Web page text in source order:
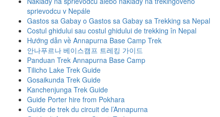
sprievodcu v Nepále
Gastos sa Gabay o Gastos sa Gabay sa Trekking sa Nepal
Costul ghidului sau costul ghidului de trekking în Nepal
Hướng dẫn về Annapurna Base Camp Trek
안나푸르나 베이스캠프 트레킹 가이드
Panduan Trek Annapurna Base Camp
Tilicho Lake Trek Guide
Gosaikunda Trek Guide
Kanchenjunga Trek Guide
Guide Porter hire from Pokhara
Guide de trek du circuit de l’Annapurna